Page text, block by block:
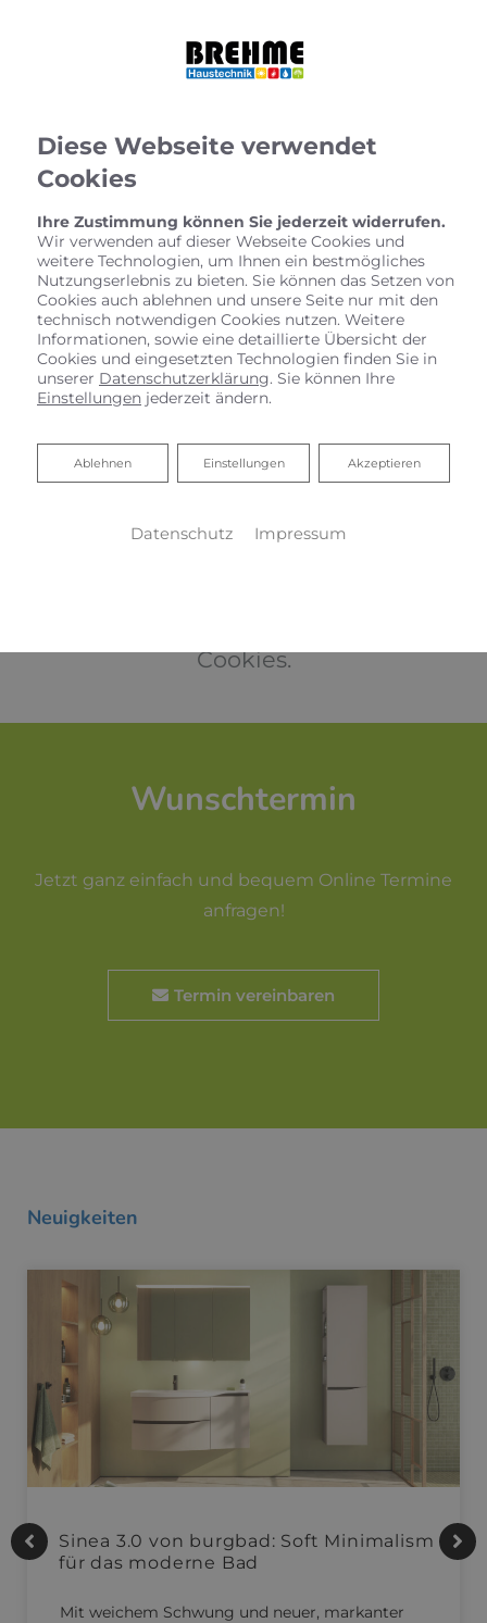
Ihr Budgetkalkulator Bad
Cookies.
Wunschtermin
Jetzt ganz einfach und bequem Online Termine
anfragen!
Termin vereinbaren
Neuigkeiten
Sinea 3.0 von burgbad: Soft Minimalism
für das moderne Bad
Mit weichem Schwung und neuer, markanter
Diese Webseite verwendet
Cookies
Ihre Zustimmung können Sie jederzeit widerrufen.
Wir verwenden auf dieser Webseite Cookies und
weitere Technologien, um Ihnen ein bestmögliches
Nutzungserlebnis zu bieten. Sie können das Setzen von
Cookies auch ablehnen und unsere Seite nur mit den
technisch notwendigen Cookies nutzen. Weitere
Informationen, sowie eine detaillierte Übersicht der
Cookies und eingesetzten Technologien finden Sie in
unserer Datenschutzerklärung. Sie können Ihre
Einstellungen jederzeit ändern.
Akzeptieren
Einstellungen
Ablehnen
Ablehnen
Datenschutz Impressum